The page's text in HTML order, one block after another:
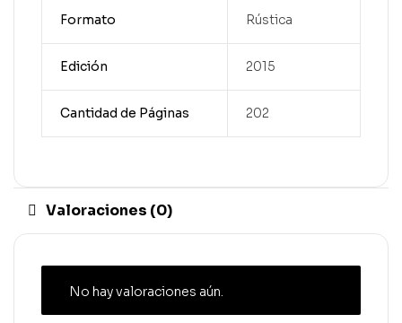
Formato Rústica
Edición 2015
Cantidad de Páginas 202
Valoraciones (0)
No hay valoraciones aún.